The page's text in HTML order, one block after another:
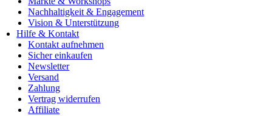
Nachhaltigkeit & Engagement
Vision & Unterstützung
Hilfe & Kontakt
Kontakt aufnehmen
Sicher einkaufen
Newsletter
Versand
Zahlung
Vertrag widerrufen
Affiliate